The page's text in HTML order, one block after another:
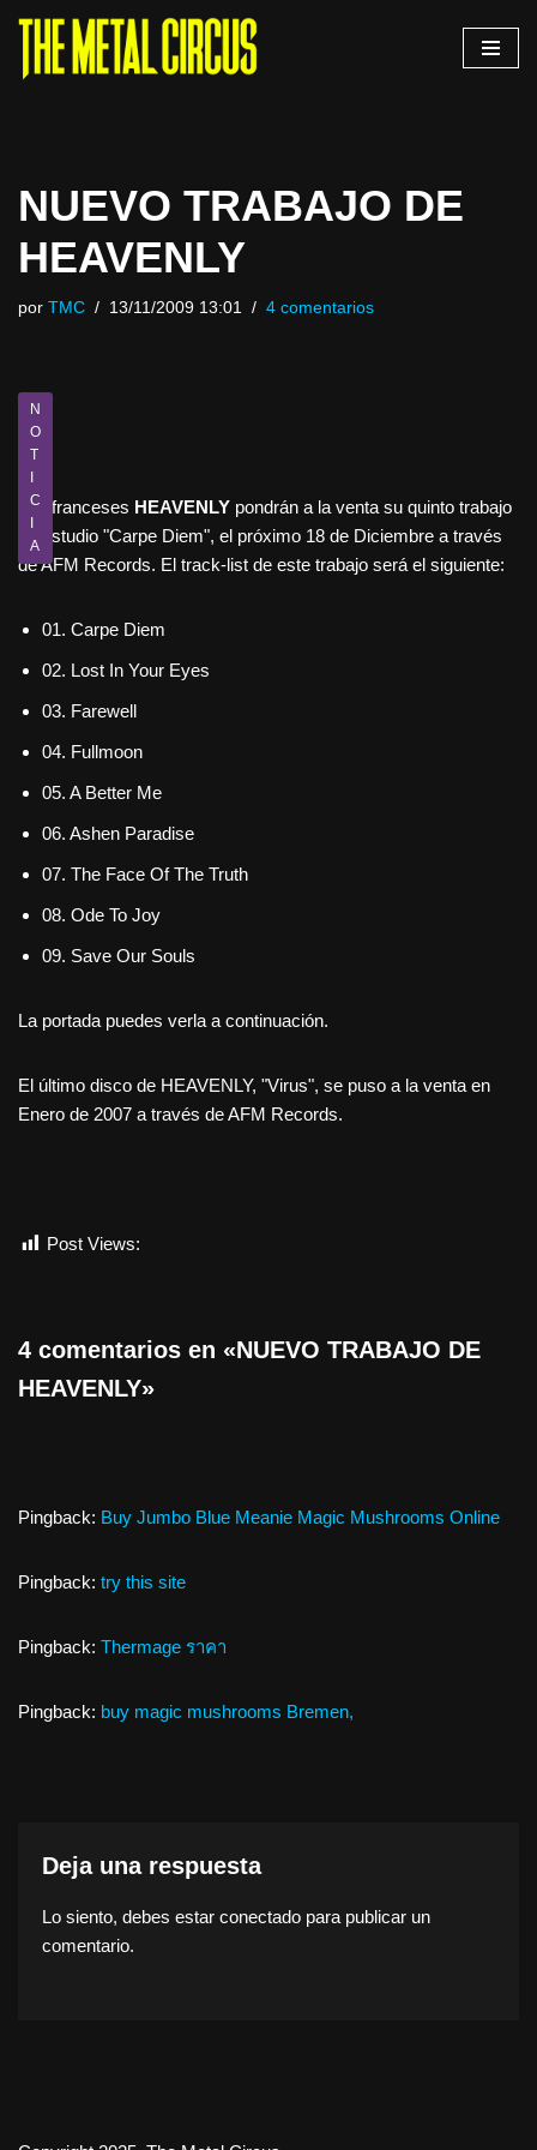
Saltar
NUEVO TRABAJO DE
HEAVENLY
por TMC 13/11/2009 13:01 4 comentarios
N
O
T
I
C
I
A
Los franceses HEAVENLY pondrán a la venta su quinto trabajo
de estudio "Carpe Diem", el próximo 18 de Diciembre a través
de AFM Records. El track-list de este trabajo será el siguiente:
01. Carpe Diem
02. Lost In Your Eyes
03. Farewell
04. Fullmoon
05. A Better Me
06. Ashen Paradise
07. The Face Of The Truth
08. Ode To Joy
09. Save Our Souls
La portada puedes verla a continuación.
El último disco de HEAVENLY, "Virus", se puso a la venta en
Enero de 2007 a través de AFM Records.
Post Views:
4 comentarios en «NUEVO TRABAJO DE
HEAVENLY»
Pingback: Buy Jumbo Blue Meanie Magic Mushrooms Online
Pingback: try this site
Pingback: Thermage ราคา
Pingback: buy magic mushrooms Bremen,
Deja una respuesta
Lo siento, debes estar conectado para publicar un
comentario.